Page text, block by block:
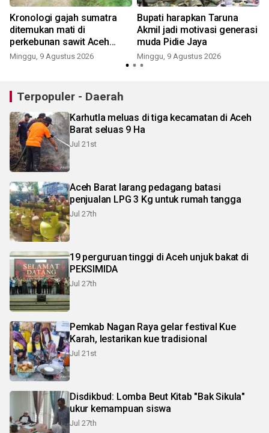
Kronologi gajah sumatra
ditemukan mati di
perkebunan sawit Aceh
Tamiang
Minggu, 9 Agustus 2026
Bupati harapkan Taruna
Akmil jadi motivasi generasi
muda Pidie Jaya
Minggu, 9 Agustus 2026
Terpopuler - Daerah
Karhutla meluas di tiga kecamatan di Aceh
Barat seluas 9 Ha
Jul 21st
Aceh Barat larang pedagang batasi
penjualan LPG 3 Kg untuk rumah tangga
Jul 27th
19 perguruan tinggi di Aceh unjuk bakat di
PEKSIMIDA
Jul 27th
Pemkab Nagan Raya gelar festival Kue
Karah, lestarikan kue tradisional
Jul 21st
Disdikbud: Lomba Beut Kitab "Bak Sikula"
ukur kemampuan siswa
Jul 27th